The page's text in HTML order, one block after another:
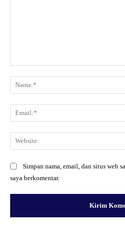
Simpan nama, email, dan situs web
saya berkomentar.